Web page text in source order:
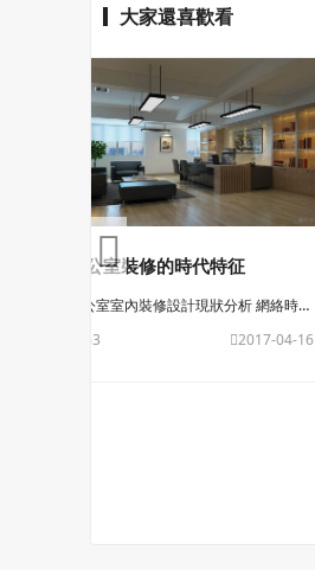
大家還喜歡看
辦公室裝修的時代特征
辦公室室內裝修設計現狀分析 網絡時代的到來，在引起現代企業管理模式變革
463
2017-04-16